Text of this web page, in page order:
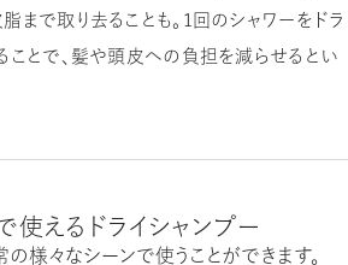
まで取り去ることも。1回のシャワーをドラ
ことで、髪や頭皮への負担を減らせるとい
使えるドライシャンプー
の様々なシーンで使うことができます。